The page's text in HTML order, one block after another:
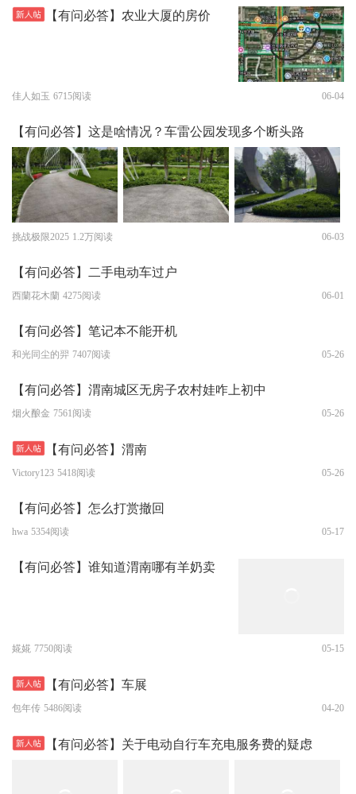
【有问必答】农业大厦的房价
佳人如玉 6715阅读 06-04
【有问必答】这是啥情况？车雷公园发现多个断头路
挑战极限2025 1.2万阅读 06-03
【有问必答】二手电动车过户
西蘭花木蘭 4275阅读 06-01
【有问必答】笔记本不能开机
和光同尘的羿 7407阅读 05-26
【有问必答】渭南城区无房子农村娃咋上初中
烟火酿金 7561阅读 05-26
【有问必答】渭南
Victory123 5418阅读 05-26
【有问必答】怎么打赏撤回
hwa 5354阅读 05-17
【有问必答】谁知道渭南哪有羊奶卖
婲婲 7750阅读 05-15
【有问必答】车展
包年传 5486阅读 04-20
【有问必答】关于电动自行车充电服务费的疑虑